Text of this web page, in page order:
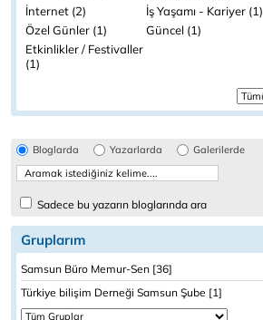
İnternet (2)
İş Yaşamı - Kariyer (1)
Özel Günler (1)
Güncel (1)
Etkinlikler / Festivaller
(1)
Bloglarda Yazarlarda Galerilerde
Sadece bu yazarın bloglarında ara
Gruplarım
Samsun Büro Memur-Sen [36]
Türkiye bilişim Derneği Samsun Şube [1]